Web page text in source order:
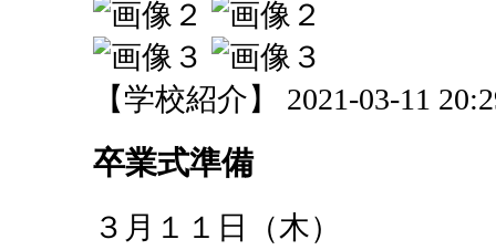
【学校紹介】 2021-03-11
卒業式準備
３月１１日（木）